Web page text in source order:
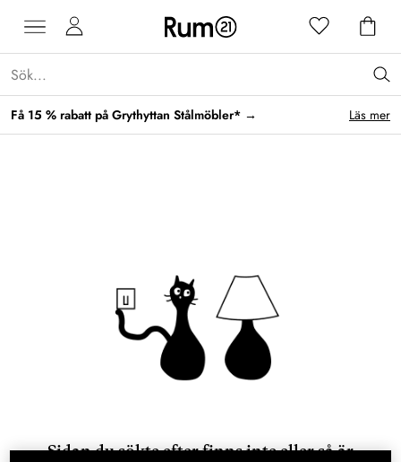
Få 15 % rabatt på Grythyttan Stålmöbler* → Läs mer
Sidan du sökte efter finns inte eller så är